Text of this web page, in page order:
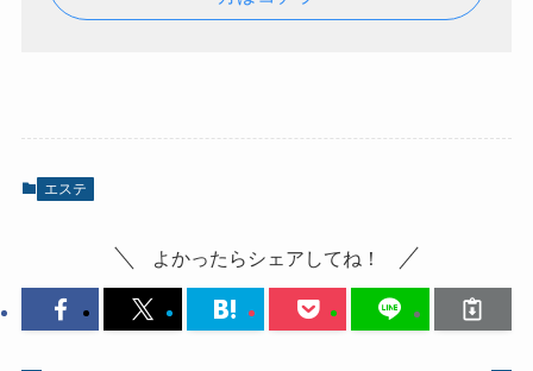
エステ
よかったらシェアしてね！